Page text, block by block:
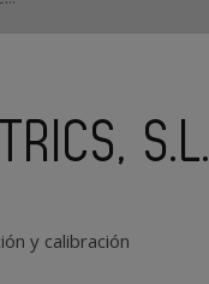
S.L.
y calibración